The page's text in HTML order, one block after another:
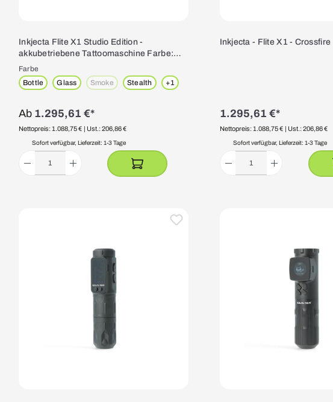
Inkjecta Flite X1 Studio Edition -
akkubetriebene Tattoomaschine Farbe:
Glass
Farbe
Bottle
Glass Smoke(Diese Option ist zurzeit nicht verfügbar.)
Stealth +1
Ab 1.295,61 €*
Nettopreis: 1.088,75 € | Ust.: 206,86 €
Sofort verfügbar, Lieferzeit: 1-3 Tage
Inkjecta - Flite X1 - Crossfire
1.295,61 €*
Nettopreis: 1.088,75 € | Ust.: 206,86 €
Sofort verfügbar, Lieferzeit: 1-3 Tage